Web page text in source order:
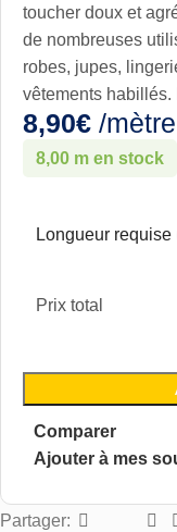
toucher doux et
de nombreuses
robes, jupes,
vêtements habillés.
8,90€ /mètre
8,00 m en stock
Longueur requise
Prix total
Comparer
Ajouter à mes
Partager: